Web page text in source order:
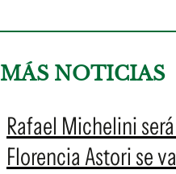
MÁS NOTICIAS
Rafael Michelini
Florencia Astori se